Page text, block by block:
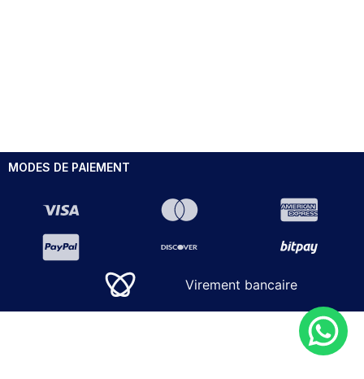
MODES DE PAIEMENT
Virement bancaire